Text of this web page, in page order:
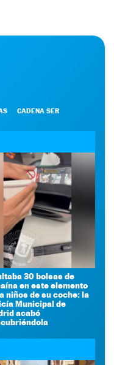
CADENA SER
30 bolsas de
en este elemento
niños de su coche: la
Municipal de
acabó